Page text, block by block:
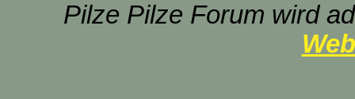
Pilze Pilze Forum wird